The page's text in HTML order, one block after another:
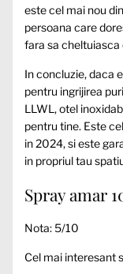
este cel mai nou
persoana care
fara sa cheltuiasca
In concluzie, daca
pentru ingrijirea
LLWL, otel
pentru tine. Este
in 2024, si este
in propriul tau
Spray amar
Nota: 5/10
Cel mai interesant